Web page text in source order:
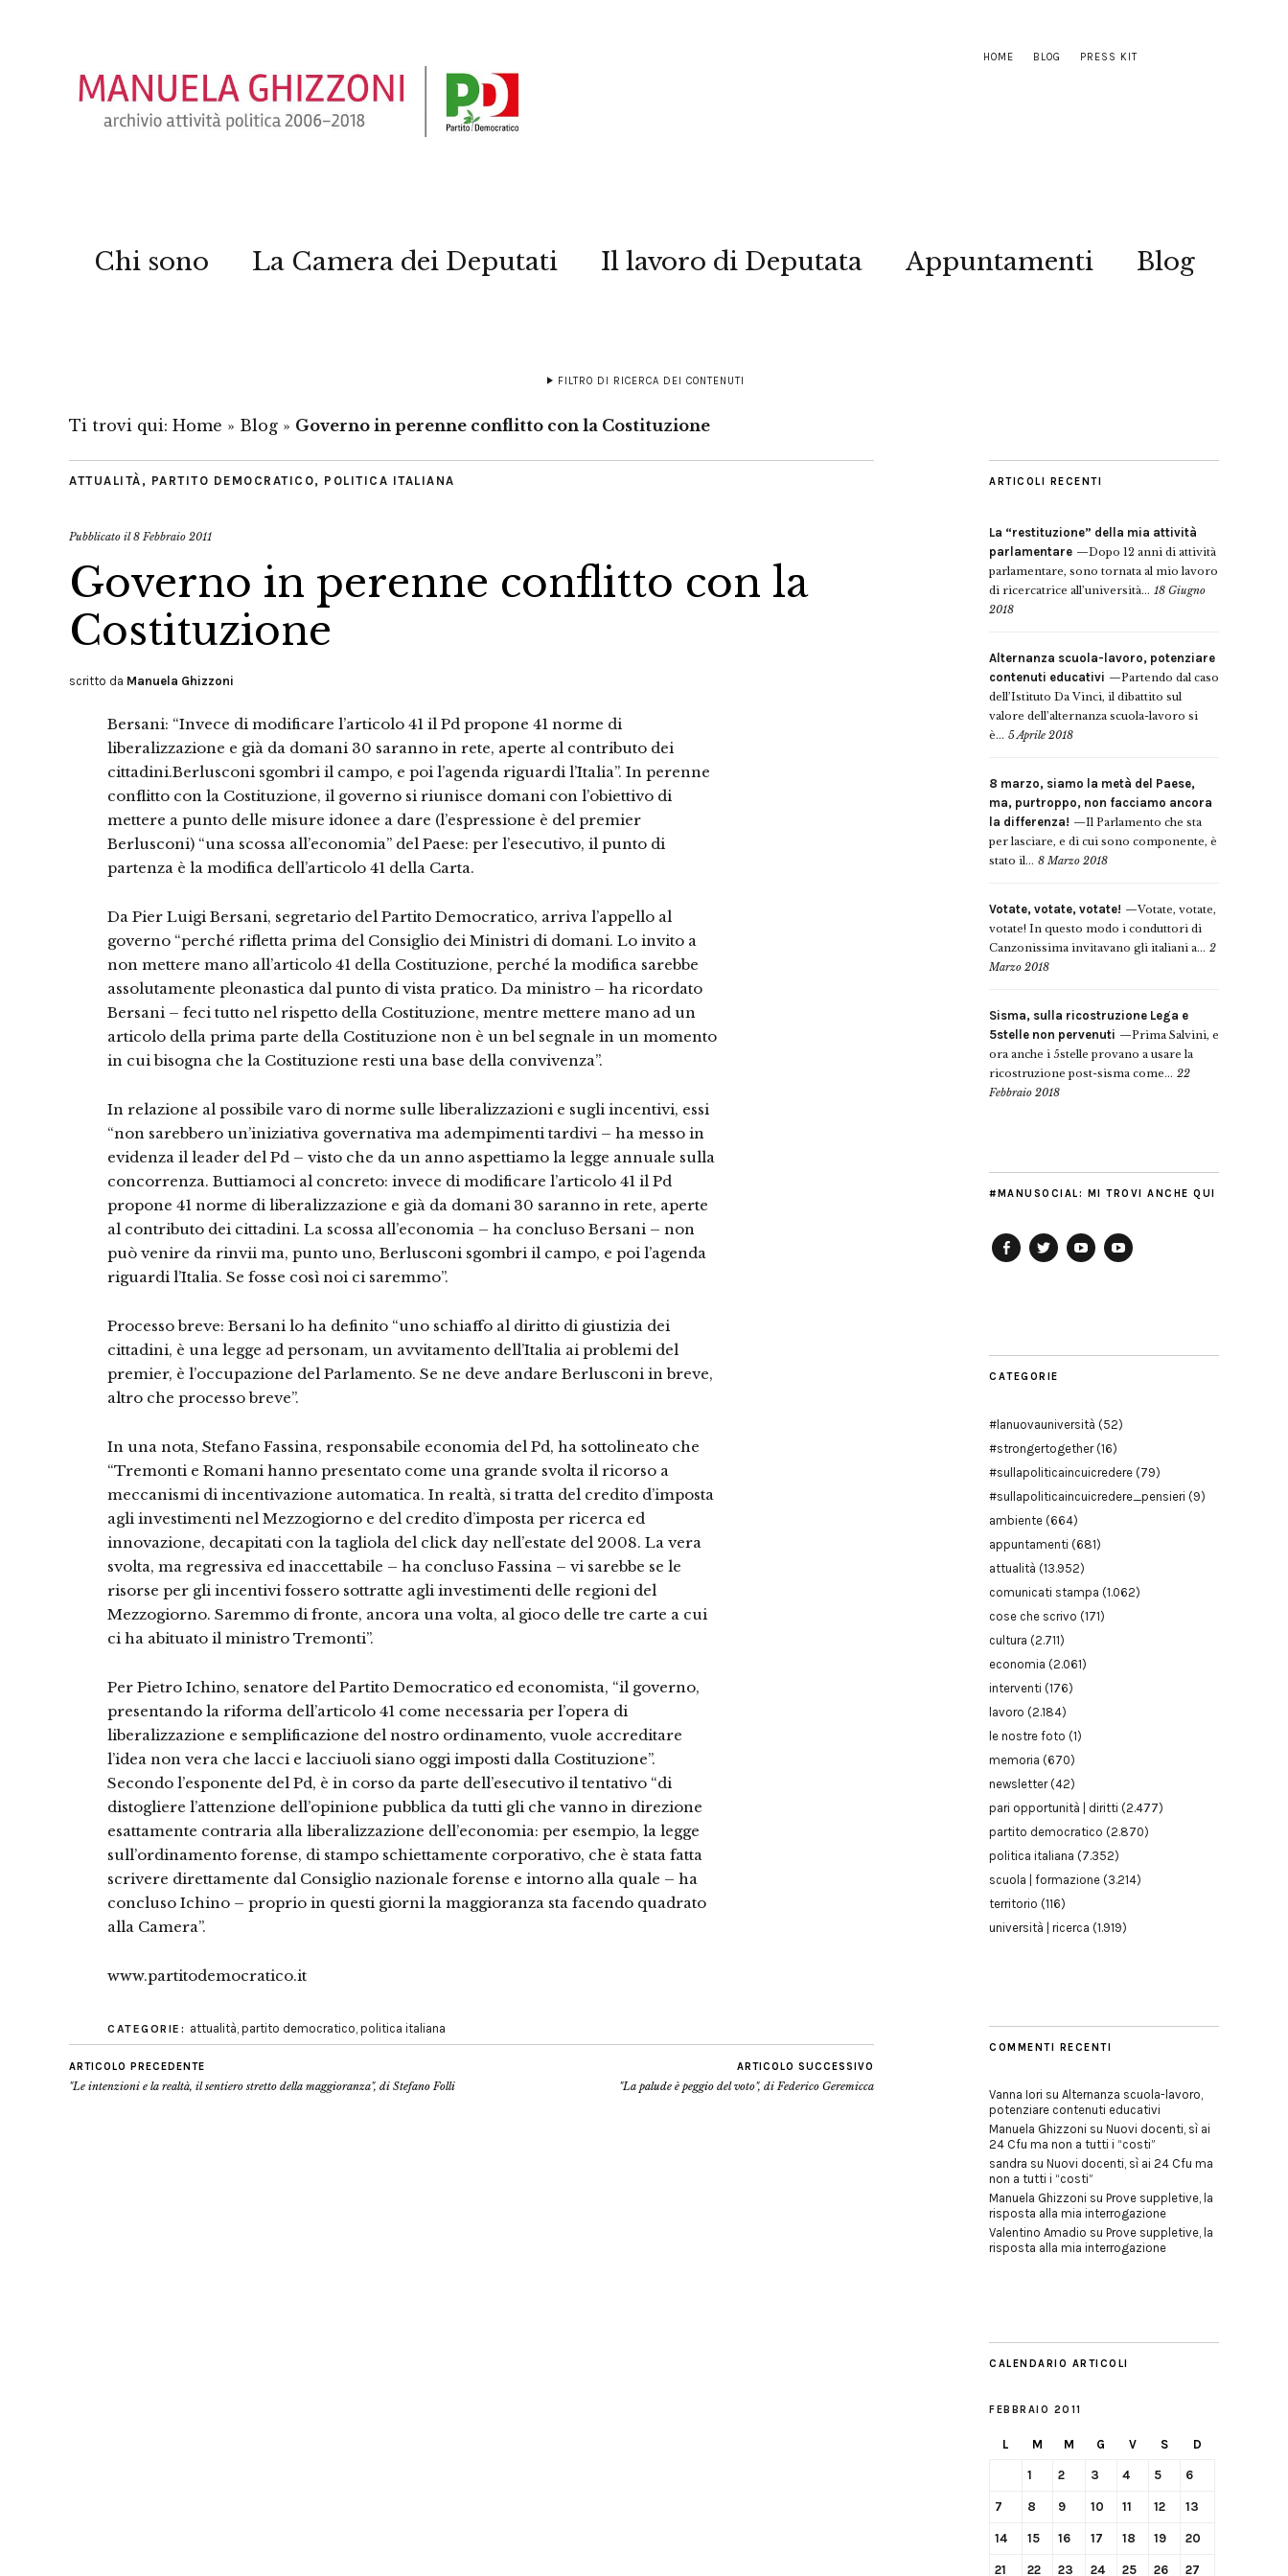
HOME BLOG PRESS KIT
Chi sono La Camera dei Deputati Il lavoro di Deputata Appuntamenti Blog
FILTRO DI RICERCA DEI CONTENUTI
Ti trovi qui: Home » Blog » Governo in perenne conflitto con la Costituzione
ATTUALITÀ , PARTITO DEMOCRATICO, POLITICA ITALIANA
Pubblicato il8 Febbraio 2011
Governo in perenne conflitto con la
Costituzione
scritto da Manuela Ghizzoni
Bersani: “Invece di modificare l’articolo 41 il Pd propone 41 norme di
liberalizzazione e già da domani 30 saranno in rete, aperte al contributo dei
cittadini.Berlusconi sgombri il campo, e poi l’agenda riguardi l’Italia”. In perenne
conflitto con la Costituzione, il governo si riunisce domani con l’obiettivo di
mettere a punto delle misure idonee a dare (l’espressione è del premier
Berlusconi) “una scossa all’economia” del Paese: per l’esecutivo, il punto di
partenza è la modifica dell’articolo 41 della Carta.
Da Pier Luigi Bersani, segretario del Partito Democratico, arriva l’appello al
governo “perché rifletta prima del Consiglio dei Ministri di domani. Lo invito a
non mettere mano all’articolo 41 della Costituzione, perché la modifica sarebbe
assolutamente pleonastica dal punto di vista pratico. Da ministro – ha ricordato
Bersani – feci tutto nel rispetto della Costituzione, mentre mettere mano ad un
articolo della prima parte della Costituzione non è un bel segnale in un momento
in cui bisogna che la Costituzione resti una base della convivenza”.
In relazione al possibile varo di norme sulle liberalizzazioni e sugli incentivi, essi
“non sarebbero un’iniziativa governativa ma adempimenti tardivi – ha messo in
evidenza il leader del Pd – visto che da un anno aspettiamo la legge annuale sulla
concorrenza. Buttiamoci al concreto: invece di modificare l’articolo 41 il Pd
propone 41 norme di liberalizzazione e già da domani 30 saranno in rete, aperte
al contributo dei cittadini. La scossa all’economia – ha concluso Bersani – non
può venire da rinvii ma, punto uno, Berlusconi sgombri il campo, e poi l’agenda
riguardi l’Italia. Se fosse così noi ci saremmo”.
Processo breve: Bersani lo ha definito “uno schiaffo al diritto di giustizia dei
cittadini, è una legge ad personam, un avvitamento dell’Italia ai problemi del
premier, è l’occupazione del Parlamento. Se ne deve andare Berlusconi in breve,
altro che processo breve”.
In una nota, Stefano Fassina, responsabile economia del Pd, ha sottolineato che
“Tremonti e Romani hanno presentato come una grande svolta il ricorso a
meccanismi di incentivazione automatica. In realtà, si tratta del credito d’imposta
agli investimenti nel Mezzogiorno e del credito d’imposta per ricerca ed
innovazione, decapitati con la tagliola del click day nell’estate del 2008. La vera
svolta, ma regressiva ed inaccettabile – ha concluso Fassina – vi sarebbe se le
risorse per gli incentivi fossero sottratte agli investimenti delle regioni del
Mezzogiorno. Saremmo di fronte, ancora una volta, al gioco delle tre carte a cui
ci ha abituato il ministro Tremonti”.
Per Pietro Ichino, senatore del Partito Democratico ed economista, “il governo,
presentando la riforma dell’articolo 41 come necessaria per l’opera di
liberalizzazione e semplificazione del nostro ordinamento, vuole accreditare
l’idea non vera che lacci e lacciuoli siano oggi imposti dalla Costituzione”.
Secondo l’esponente del Pd, è in corso da parte dell’esecutivo il tentativo “di
distogliere l’attenzione dell’opinione pubblica da tutti gli che vanno in direzione
esattamente contraria alla liberalizzazione dell’economia: per esempio, la legge
sull’ordinamento forense, di stampo schiettamente corporativo, che è stata fatta
scrivere direttamente dal Consiglio nazionale forense e intorno alla quale – ha
concluso Ichino – proprio in questi giorni la maggioranza sta facendo quadrato
alla Camera”.
www.partitodemocratico.it
CATEGORIE: attualità, partito democratico, politica italiana
ARTICOLO PRECEDENTE
"Le intenzioni e la realtà, il sentiero stretto della maggioranza", di Stefano Folli
ARTICOLO SUCCESSIVO
"La palude è peggio del voto", di Federico Geremicca
ARTICOLI RECENTI
La “restituzione” della mia attività
parlamentare
Dopo 12 anni di attività
parlamentare, sono tornata al mio lavoro
di ricercatrice all’università... 18 Giugno
2018
Alternanza scuola-lavoro, potenziare
contenuti educativi
Partendo dal caso
dell’Istituto Da Vinci, il dibattito sul
valore dell’alternanza scuola-lavoro si
è... 5 Aprile 2018
8 marzo, siamo la metà del Paese,
ma, purtroppo, non facciamo ancora
la differenza!
Il Parlamento che sta
per lasciare, e di cui sono componente, è
stato il... 8 Marzo 2018
Votate, votate, votate!
Votate, votate,
votate! In questo modo i conduttori di
Canzonissima invitavano gli italiani a... 2
Marzo 2018
Sisma, sulla ricostruzione Lega e
5stelle non pervenuti
Prima Salvini, e
ora anche i 5stelle provano a usare la
ricostruzione post-sisma come... 22
Febbraio 2018
#MANUSOCIAL: MI TROVI ANCHE QUI
CATEGORIE
#lanuovauniversità (52)
#strongertogether(16)
#sullapoliticaincuicredere (79)
#sullapoliticaincuicredere_pensieri (9)
ambiente (664)
appuntamenti (681)
attualità (13.952)
comunicati stampa (1.062)
cose che scrivo (171)
cultura (2.711)
economia (2.061)
interventi (176)
lavoro (2.184)
le nostre foto (1)
memoria (670)
newsletter(42)
pari opportunità | diritti (2.477)
partito democratico (2.870)
politica italiana (7.352)
scuola | formazione (3.214)
territorio (116)
università | ricerca (1.919)
COMMENTI RECENTI
Vanna Iori su Alternanza scuola-lavoro,
potenziare contenuti educativi
Manuela Ghizzoni su Nuovi docenti, sì ai
24 Cfu ma non a tutti i “costi”
sandra su Nuovi docenti, sì ai 24 Cfu ma
non a tutti i “costi”
Manuela Ghizzoni su Prove suppletive, la
risposta alla mia interrogazione
Valentino Amadio su Prove suppletive, la
risposta alla mia interrogazione
CALENDARIO ARTICOLI
FEBBRAIO 2011
L M M G V S D
1 2 3 4 5 6
7 8 9 10 11 12 13
14 15 16 17 18 19 20
21 22 23 24 25 26 27